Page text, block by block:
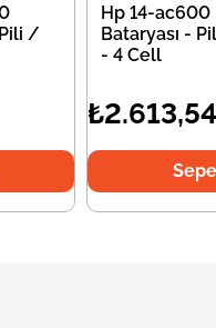
/
Hp 14-
Bataryası -
- 4 Cell
₺2.613,54